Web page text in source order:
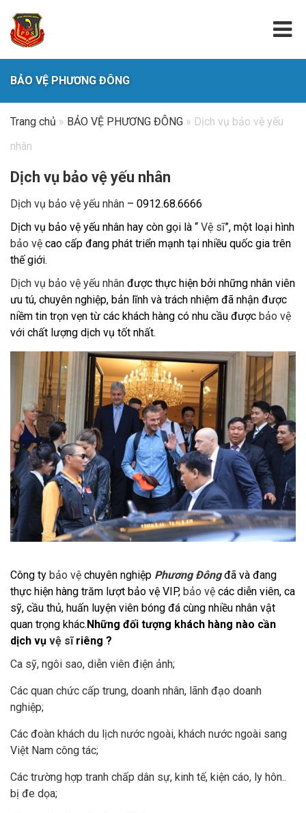
BẢO VỆ PHƯƠNG ĐÔNG
Trang chủ » BẢO VỆ PHƯƠNG ĐÔNG » Dịch vụ bảo vệ yếu
nhân
Dịch vụ bảo vệ yếu nhân
Dịch vụ bảo vệ yếu nhân – 0912.68.6666
Dịch vụ bảo vệ yếu nhân hay còn gọi là “ Vệ sĩ”, một loại hình
bảo vệ cao cấp đang phát triển mạnh tại nhiều quốc gia trên
thế giới.
Dịch vụ bảo vệ yếu nhân được thực hiện bởi những nhân viên
ưu tú, chuyên nghiệp, bản lĩnh và trách nhiệm đã nhận được
niềm tin trọn vẹn từ các khách hàng có nhu cầu được bảo vệ
với chất lượng dịch vụ tốt nhất.
Công ty bảo vệ chuyên nghiệp Phương Đôngđã và đang
thực hiện hàng trăm lượt bảo vệ VIP, bảo vệ các diễn viên, ca
sỹ, cầu thủ, huấn luyện viên bóng đá cùng nhiều nhân vật
quan trọng khác. Những đối tượng khách hàng nào cần
dịch vụ vệ sĩriêng ?
Ca sỹ, ngôi sao, diễn viên điện ảnh;
Các quan chức cấp trung, doanh nhân, lãnh đạo doanh
nghiệp;
Các đoàn khách du lịch nước ngoài, khách nước ngoài sang
Việt Nam công tác;
Các trường hợp tranh chấp dân sự, kinh tế, kiện cáo, ly hôn..
bị đe dọa;